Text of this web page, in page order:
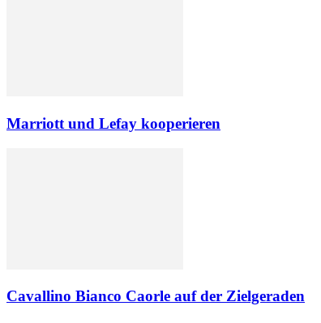
Marriott und Lefay kooperieren
Cavallino Bianco Caorle auf der Zielgeraden